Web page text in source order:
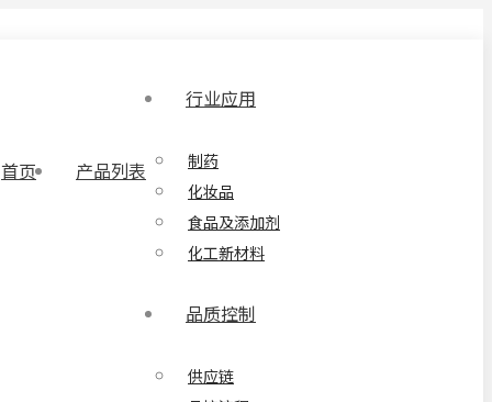
首页 产品列表
行业应用
制药
化妆品
食品及添加剂
化工新材料
品质控制
供应链